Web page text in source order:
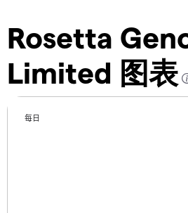
Rosetta
Limited 图表
每日